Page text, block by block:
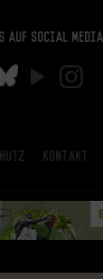
auf Social Media
Kontakt